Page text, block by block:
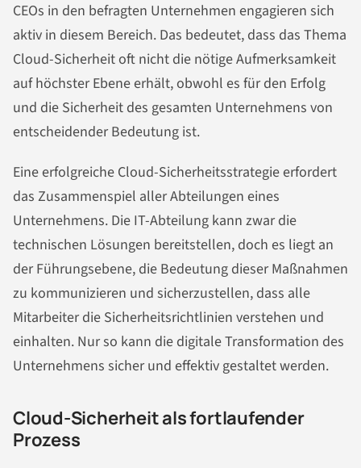
CEOs in den befragten Unternehmen engagieren sich
aktiv in diesem Bereich. Das bedeutet, dass das Thema
Cloud-Sicherheit oft nicht die nötige Aufmerksamkeit
auf höchster Ebene erhält, obwohl es für den Erfolg
und die Sicherheit des gesamten Unternehmens von
entscheidender Bedeutung ist.
Eine erfolgreiche Cloud-Sicherheitsstrategie erfordert
das Zusammenspiel aller Abteilungen eines
Unternehmens. Die IT-Abteilung kann zwar die
technischen Lösungen bereitstellen, doch es liegt an
der Führungsebene, die Bedeutung dieser Maßnahmen
zu kommunizieren und sicherzustellen, dass alle
Mitarbeiter die Sicherheitsrichtlinien verstehen und
einhalten. Nur so kann die digitale Transformation des
Unternehmens sicher und effektiv gestaltet werden.
Cloud-Sicherheit als fortlaufender
Prozess